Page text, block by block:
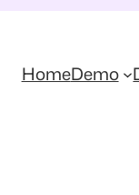
HomeDemo